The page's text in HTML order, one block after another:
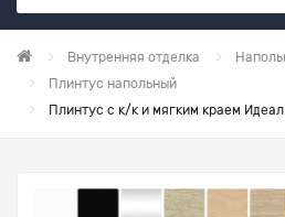
Внутренняя отделка
Плинтус напольный
Плинтус с к/к и мягким краем